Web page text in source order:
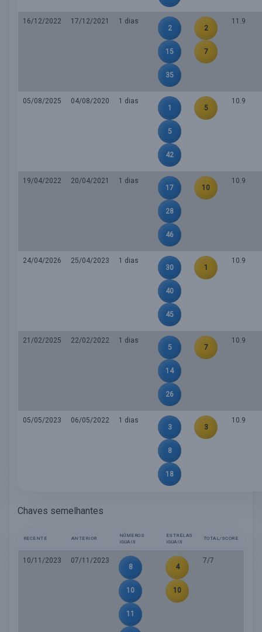
16/12/2022 17/12/2021
1 dias
2
15
35
2
7
11.9
05/08/2025 04/08/2020
1 dias
1
5
42
5
10.9
19/04/2022 20/04/2021
1 dias
17
28
46
10
10.9
24/04/2026 25/04/2023
1 dias
30
40
45
1
10.9
21/02/2025 22/02/2022
1 dias
5
14
26
7
10.9
05/05/2023 06/05/2022
1 dias
3
8
18
3
10.9
Chaves semelhantes
RECENTE ANTERIOR
NÚMEROS
IGUAIS
ESTRELAS
IGUAIS
TOTAL/SCORE
10/11/2023
07/11/2023
8
10
11
4
10
7/7